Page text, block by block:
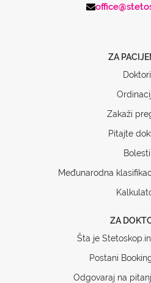
ZA
Doktori
Zakaži
Pitajte
Bolesti
Međunarodna
ZA
Šta je
Postani
Odgovaraj na